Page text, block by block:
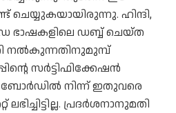
ചെയ്യുകയായിരുന്നു. ഹിന്ദി,
ഭാഷകളിലെ ഡബ്ബ് ചെയ്ത
നല്‍കുന്നതിനുമുമ്പ്
സര്‍ട്ടിഫിക്കേഷന്‍
നിന്ന് ഇതുവരെ
പ്രദര്‍ശനാനുമതി